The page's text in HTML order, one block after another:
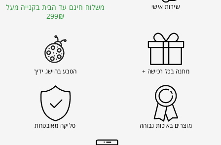
שירות אישי
משלוח חינם עד הבית בקנייה מעל
299₪
מתנה בכל רכישה + הטבע בהישג ידיך
מוצרים באיכות גבוהה סליקה מאובטחת